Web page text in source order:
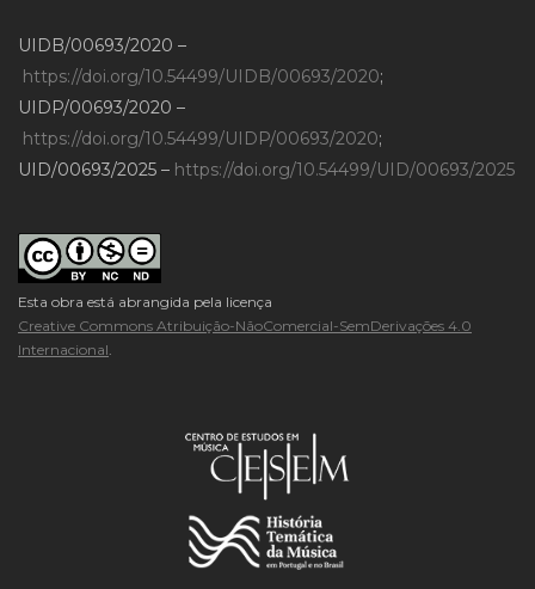
UIDB/00693/2020 –
https://doi.org/10.54499/UIDB/00693/2020;
UIDP/00693/2020 –
https://doi.org/10.54499/UIDP/00693/2020;
UID/00693/2025 – https://doi.org/10.54499/UID/00693/2025
Esta obra está abrangida pela licença
Creative Commons Atribuição-NãoComercial-SemDerivações 4.0
Internacional